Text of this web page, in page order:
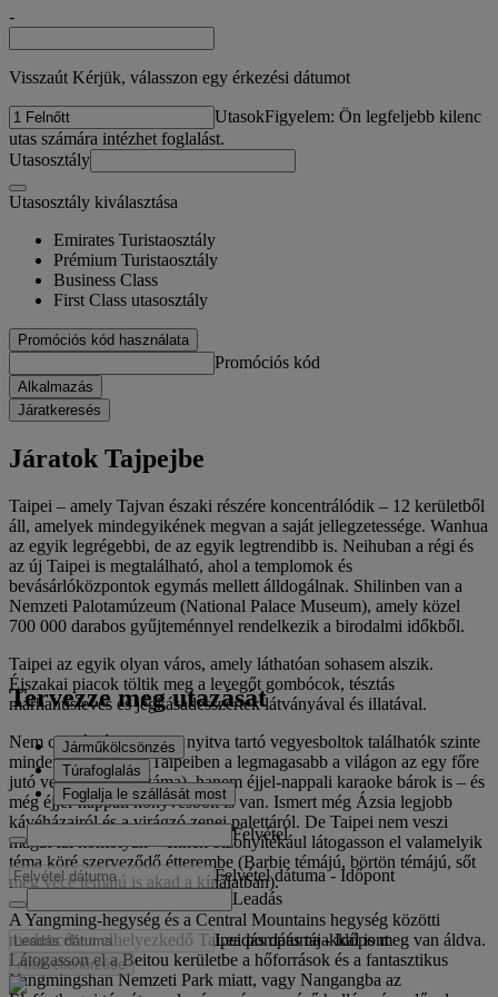
-
Visszaút Kérjük, válasszon egy érkezési dátumot
UtasokFigyelem: Ön legfeljebb kilenc
utas számára intézhet foglalást.
Utasosztály
Utasosztály kiválasztása
Emirates Turistaosztály
Prémium Turistaosztály
Business Class
First Class utasosztály
Promóciós kód használata
Promóciós kód
Alkalmazás
Járatkeresés
Járatok Tajpejbe
Taipei – amely Tajvan északi részére koncentrálódik – 12 kerületből
áll, amelyek mindegyikének megvan a saját jellegzetessége. Wanhua
az egyik legrégebbi, de az egyik legtrendibb is. Neihuban a régi és
az új Taipei is megtalálható, ahol a templomok és
bevásárlóközpontok egymás mellett álldogálnak. Shilinben van a
Nemzeti Palotamúzeum (National Palace Museum), amely közel
700 000 darabos gyűjteménnyel rendelkezik a birodalmi időkből.
Taipei az egyik olyan város, amely láthatóan sohasem alszik.
Éjszakai piacok töltik meg a levegőt gombócok, tésztás
marhahúsleves és jégkásadesszertek látványával és illatával.
Nem csupán éjjel-nappal nyitva tartó vegyesboltok találhatók szinte
minden utcasarkon (Taipeiben a legmagasabb a világon az egy főre
jutó vegyesboltok száma), hanem éjjel-nappali karaoke bárok is – és
még éjjel-nappali könyvesbolt is van. Ismert még Ázsia legjobb
kávéházairól és a virágzó zenei palettáról. De Taipei nem veszi
magát túl komolyan – ennek bizonyítékául látogasson el valamelyik
téma köré szerveződő étterembe (Barbie témájú, börtön témájú, sőt
még vécé témájú is akad a kínálatban).
A Yangming-hegység és a Central Mountains hegység közötti
medencében elhelyezkedő Taipei pompás tájakkal is meg van áldva.
Látogasson el a Beitou kerületbe a hőforrások és a fantasztikus
Yangmingshan Nemzeti Park miatt, vagy Nangangba az
Tervezze meg utazását
Járműkölcsönzés
Túrafoglalás
Foglalja le szállását most
Felvétel
Felvétel dátuma - Időpont
Leadás
Leadás dátuma - Időpont
Árak ellenőrzése